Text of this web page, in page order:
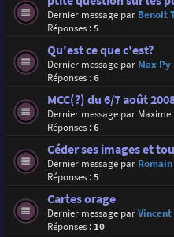
Dernier message par Benoit
Réponses :5
Qu'est ce que c'est?
Dernier message par Max Py
Réponses :6
MCC(?) du 6/7 août
Dernier message par
Réponses :6
Céder ses images et
Dernier message par
Réponses :5
Cartes orage
Dernier message parVincent
Réponses : 10